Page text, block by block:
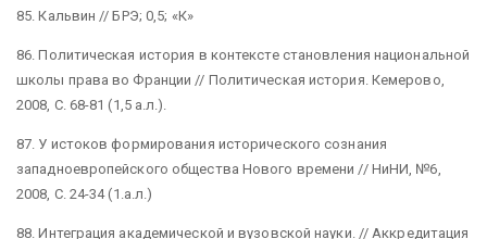
85. Кальвин // БРЭ; 0,5; «К»
86. Политическая история в контексте становления национальной
школы права во Франции // Политическая история. Кемерово,
2008, С. 68-81 (1,5 а.л.).
87. У истоков формирования исторического сознания
западноевропейского общества Нового времени // НиНИ, №6,
2008, С. 24-34 (1.а.л.)
88. Интеграция академической и вузовской науки. // Аккредитация